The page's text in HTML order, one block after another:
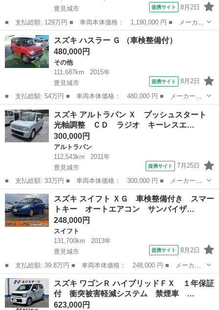
豊見城市
提携サイト 8月2日
■ 支払総額: 129万円 ■ 車両本体価格： 1,190,000 円 ■ メーカー
名： スズキ ■ 車種名： スペーシアカスタム ■ グレード名：
ハイブリッドＸＳターボ ■ 排気量： 660cc ■ ドア枚数： 5D ...
沖縄 豊見城市 その他
スズキ ハスラー Ｇ （車検整備付）
480,000円
その他
111,687km
2015年
豊見城市
提携サイト 8月2日
■ 支払総額: 54万円 ■ 車両本体価格： 480,000 円 ■ メーカー
名： スズキ ■ 車種名： ハスラー ■ グレード名： Ｇ ■ 排気
量： 660cc ■ ドア枚数： 5D ■ ミッション： CVT ■ 店舗P...
沖縄 豊見城市 その他
スズキ アルトラパン Ｘ プッシュスタート
光軸調整 ＣＤ ラジオ キーレスエ…
300,000円
アルトラパン
112,543km
2011年
豊見城市
提携サイト 7月25日
■ 支払総額: 33万円 ■ 車両本体価格： 300,000 円 ■ メーカー
名： スズキ ■ 車種名： アルトラパン ■ グレード名： Ｘ プ
ッシュスタート 光軸調整 ＣＤ ラジオ キーレスエントリー ス
マートキー 電動...
沖縄 豊見城市 アルトラパン
スズキ スイフト ＸＧ 車検整備付き スマー
トキー オートエアコン サンバイザ…
248,000円
スイフト
131,700km
2013年
豊見城市
提携サイト 8月2日
■ 支払総額: 39.8万円 ■ 車両本体価格： 248,000 円 ■ メーカー
名： スズキ ■ 車種名： スイフト ■ グレード名： ＸＧ 車検
整備付き スマートキー オートエアコン サンバイザー 青 ブル
ー 運転席...
沖縄 豊見城市 スイフト
スズキ ワゴンＲ ハイブリッドＦＸ １年保証
付 衝突被害軽減システム 禁煙車 …
623,000円